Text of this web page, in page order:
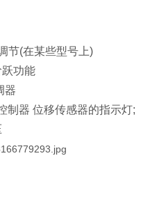
节(在某些型号上)
功能
器
制器 位移传感器的指示灯;